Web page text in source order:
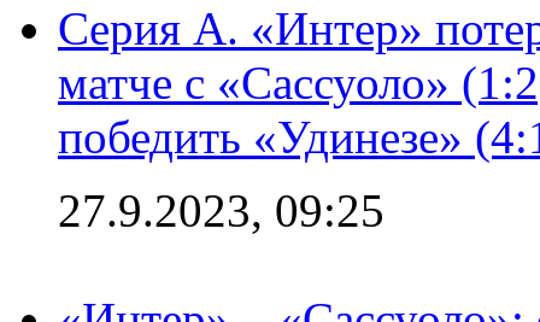
Серия А. «Интер»
матче с «Сассуоло»
победить «Удинезе»
27.9.2023, 09:25